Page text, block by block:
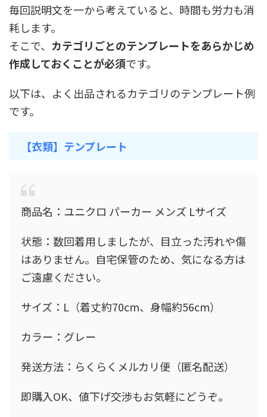
毎回説明文を一から考えていると、時間も労力も消
耗します。
そこで、 カテゴリごとのテンプレートをあらかじめ
作成しておくことが必須です。
以下は、よく出品されるカテゴリのテンプレート例
です。
【衣類】テンプレート
商品名：ユニクロ パーカー メンズ Lサイズ
状態：数回着用しましたが、目立った汚れや傷
はありません。自宅保管のため、気になる方は
ご遠慮ください。
サイズ：L（着丈約70cm、身幅約56cm）
カラー：グレー
発送方法：らくらくメルカリ便（匿名配送）
即購入OK、値下げ交渉もお気軽にどうぞ。